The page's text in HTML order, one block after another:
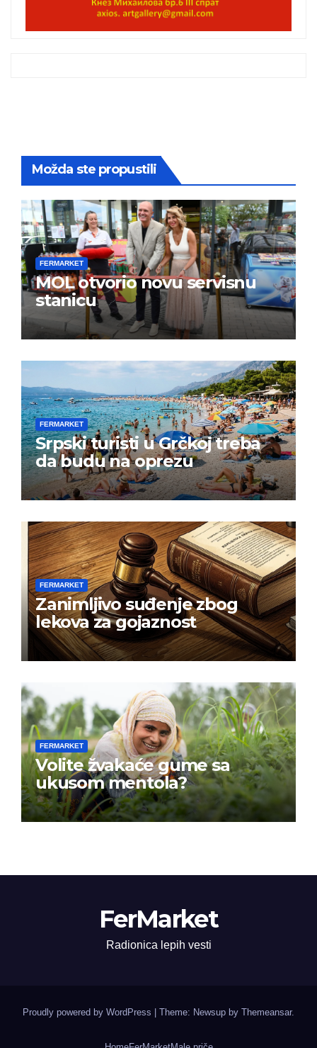
Možda ste propustili
FERMARKET
MOL otvorio novu servisnu
stanicu
FERMARKET
Srpski turisti u Grčkoj treba
da budu na oprezu
FERMARKET
Zanimljivo suđenje zbog
lekova za gojaznost
FERMARKET
Volite žvakaće gume sa
ukusom mentola?
FerMarket
Radionica lepih vesti
Proudly powered by WordPress Theme: Newsup by Themeansar.